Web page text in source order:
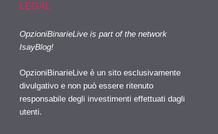
LEGAL
OpzioniBinarieLive is part of the network
IsayBlog!
OpzioniBinarieLive è un sito esclusivamente
divulgativo e non può essere ritenuto
responsabile degli investimenti effettuati dagli
utenti.